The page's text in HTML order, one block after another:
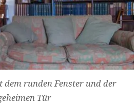
runden Fenster und der
Tür